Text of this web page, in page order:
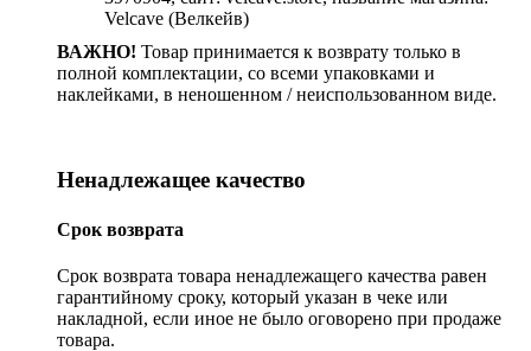
Velcave (Велкейв)
ВАЖНО! Товар принимается к возврату только в
полной комплектации, со всеми упаковками и
наклейками, в неношенном / неиспользованном виде.
Ненадлежащее качество
Срок возврата
Срок возврата товара ненадлежащего качества равен
гарантийному сроку, который указан в чеке или
накладной, если иное не было оговорено при продаже
товара.